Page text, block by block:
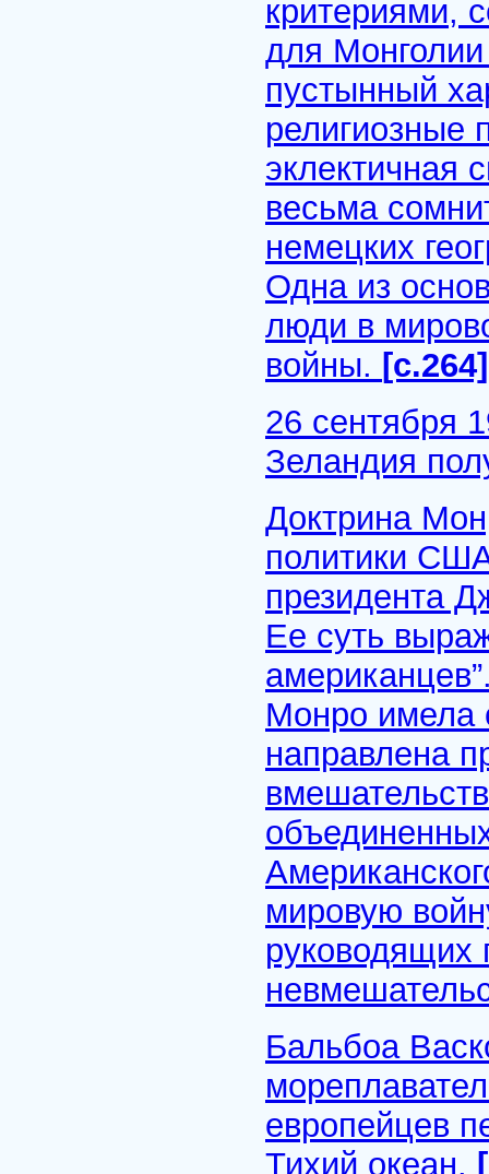
критериями,
для
пустынный
религиозные
эклектичная
весьма
немецких
Одна из
люди в
войны. [с.264]
26 сентября
Зеландия
Доктрина
политики
президента
Ее суть
Монро имела
направлена
мировую
руководящих
Бальбоа
европейцев
Тихий океан.